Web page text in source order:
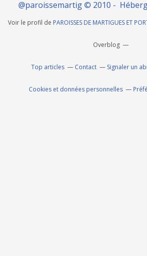
@paroissemartig © 2010 -
Voir le profil de PAROISSES DE MARTIGUES ET
Overblog
Top articles Contact Signaler un
Cookies et données personnelles